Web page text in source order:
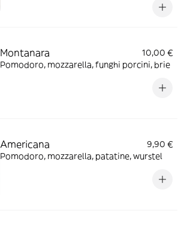
Montanara
10,00 €
Pomodoro, mozzarella, funghi porcini, brie
Americana
9,90 €
Pomodoro, mozzarella, patatine, wurstel